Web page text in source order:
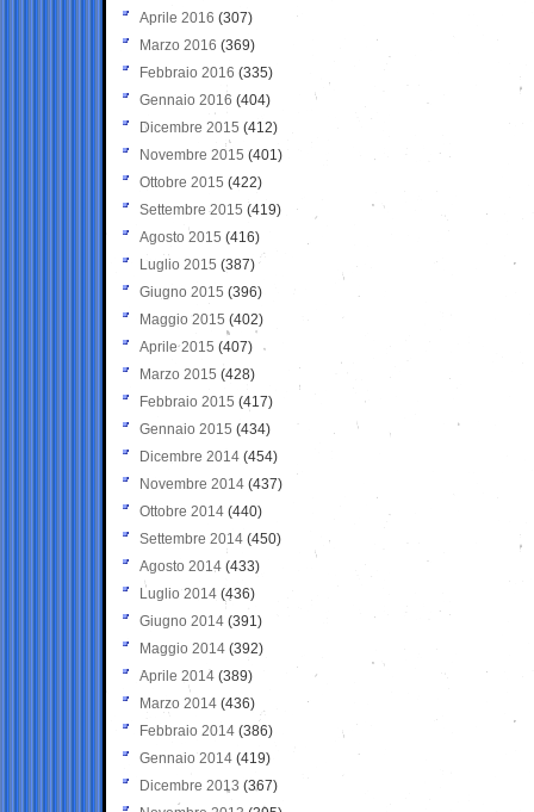
Aprile 2016 (307)
Marzo 2016 (369)
Febbraio 2016 (335)
Gennaio 2016 (404)
Dicembre 2015 (412)
Novembre 2015 (401)
Ottobre 2015 (422)
Settembre 2015 (419)
Agosto 2015 (416)
Luglio 2015 (387)
Giugno 2015 (396)
Maggio 2015 (402)
Aprile 2015 (407)
Marzo 2015 (428)
Febbraio 2015 (417)
Gennaio 2015 (434)
Dicembre 2014 (454)
Novembre 2014 (437)
Ottobre 2014 (440)
Settembre 2014 (450)
Agosto 2014 (433)
Luglio 2014 (436)
Giugno 2014 (391)
Maggio 2014 (392)
Aprile 2014 (389)
Marzo 2014 (436)
Febbraio 2014 (386)
Gennaio 2014 (419)
Dicembre 2013 (367)